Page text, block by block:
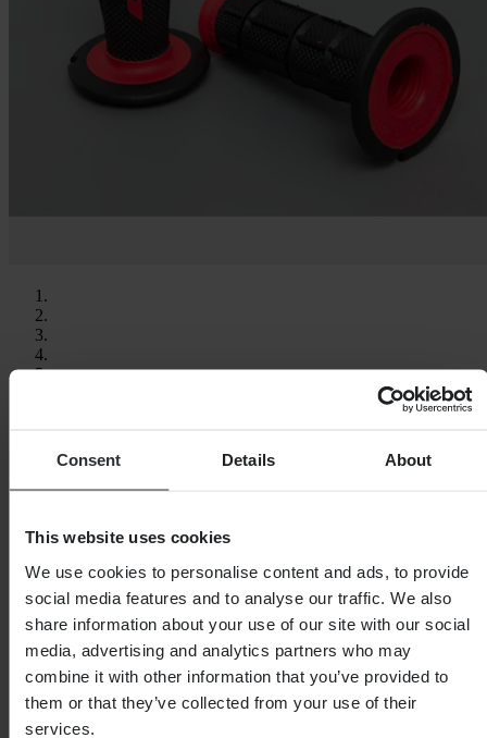
Consent Details About
This website uses cookies
We use cookies to personalise content and ads, to provide
social media features and to analyse our traffic. We also
share information about your use of our site with our social
media, advertising and analytics partners who may
combine it with other information that you’ve provided to
them or that they’ve collected from your use of their
services.